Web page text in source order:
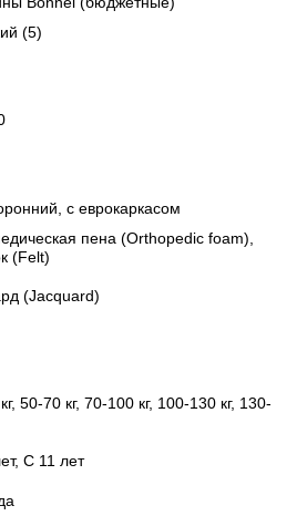
(5)
с еврокаркасом
пена (Orthopedic foam),
(Felt)
(Jacquard)
50-70 кг, 70-100 кг, 100-130 кг, 130-
С 11 лет